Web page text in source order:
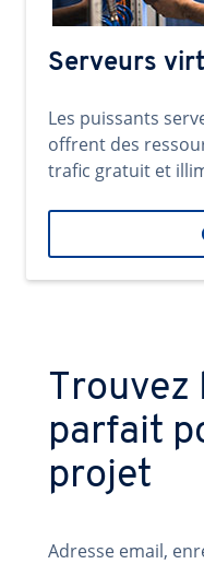
Serveurs
Les puissants
offrent des
trafic gratuit et
Trouvez
parfait
projet
Adresse email,